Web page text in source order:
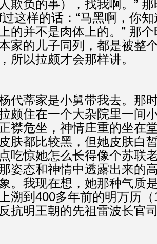
欺负的事），找我啊。”
这样的话：“马黑啊，你
的并不是肉体上的。” 那
家的儿子同列，都是被整
所以拉颇才会那样讲。
代蒂家是小舅带我去。那
颇住在一个大杂院里一间
襟危坐，神情庄重的坐在
肤都比较黑，但她皮肤白
吃惊她怎么长得像个苏联
姿态和神情中透露出来的
。我现在想，她那种气质
溯到400多年前的明万历
抗明王朝的先祖雷波长官